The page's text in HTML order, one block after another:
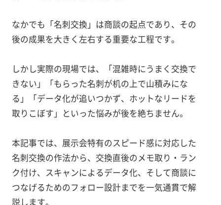
なかでも「名刺交換」は商談の起点であり、その
後の成果を大きく左右する重要な工程です。
しかし実際の現場では、「混雑時にうまく交換で
きない」「もらった名刺が机の上で山積みにな
る」「データ化が追いつかず、ホットなリードを
取りこぼす」といった悩みが後を絶ちません。
本記事では、展示会特有のスピード感に対応した
名刺交換の作法から、交換直後のメモ取り・ラン
ク付け、スキャンによるデータ化、そして商談に
つなげるためのフォロー設計までを一気通貫で解
説します。